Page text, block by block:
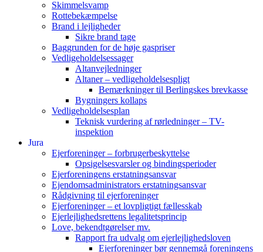
Skimmelsvamp
Rottebekæmpelse
Brand i lejligheder
Sikre brand tage
Baggrunden for de høje gaspriser
Vedligeholdelsessager
Altanvejledninger
Altaner – vedligeholdelsespligt
Bemærkninger til Berlingskes brevkasse
Bygningers kollaps
Vedligeholdelsesplan
Teknisk vurdering af rørledninger – TV-
inspektion
Jura
Ejerforeninger – forbrugerbeskyttelse
Opsigelsesvarsler og bindingsperioder
Ejerforeningens erstatningsansvar
Ejendomsadministrators erstatningsansvar
Rådgivning til ejerforeninger
Ejerforeninger – et lovpligtigt fællesskab
Ejerlejlighedsrettens legalitetsprincip
Love, bekendtgørelser mv.
Rapport fra udvalg om ejerlejlighedsloven
Ejerforeninger bør gennemgå foreningens